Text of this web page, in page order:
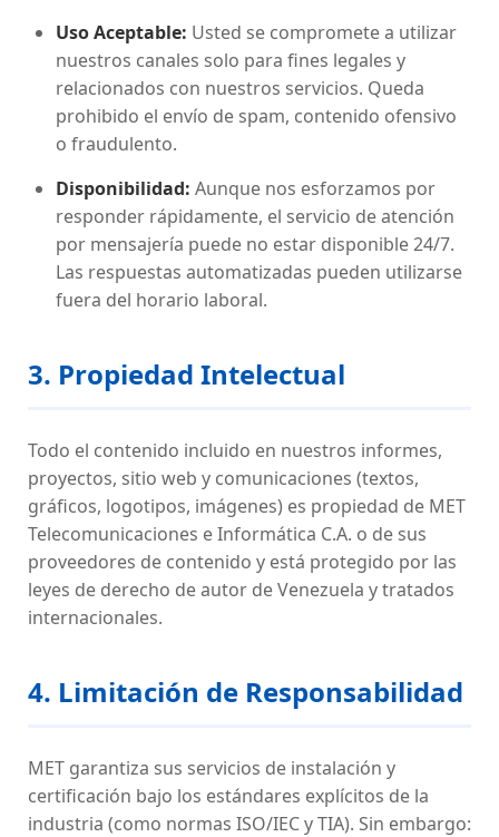
Uso Aceptable: Usted se compromete a utilizar
nuestros canales solo para fines legales y
relacionados con nuestros servicios. Queda
prohibido el envío de spam, contenido ofensivo
o fraudulento.
Disponibilidad: Aunque nos esforzamos por
responder rápidamente, el servicio de atención
por mensajería puede no estar disponible 24/7.
Las respuestas automatizadas pueden utilizarse
fuera del horario laboral.
3. Propiedad Intelectual
Todo el contenido incluido en nuestros informes,
proyectos, sitio web y comunicaciones (textos,
gráficos, logotipos, imágenes) es propiedad de MET
Telecomunicaciones e Informática C.A. o de sus
proveedores de contenido y está protegido por las
leyes de derecho de autor de Venezuela y tratados
internacionales.
4. Limitación de Responsabilidad
MET garantiza sus servicios de instalación y
certificación bajo los estándares explícitos de la
industria (como normas ISO/IEC y TIA). Sin embargo: